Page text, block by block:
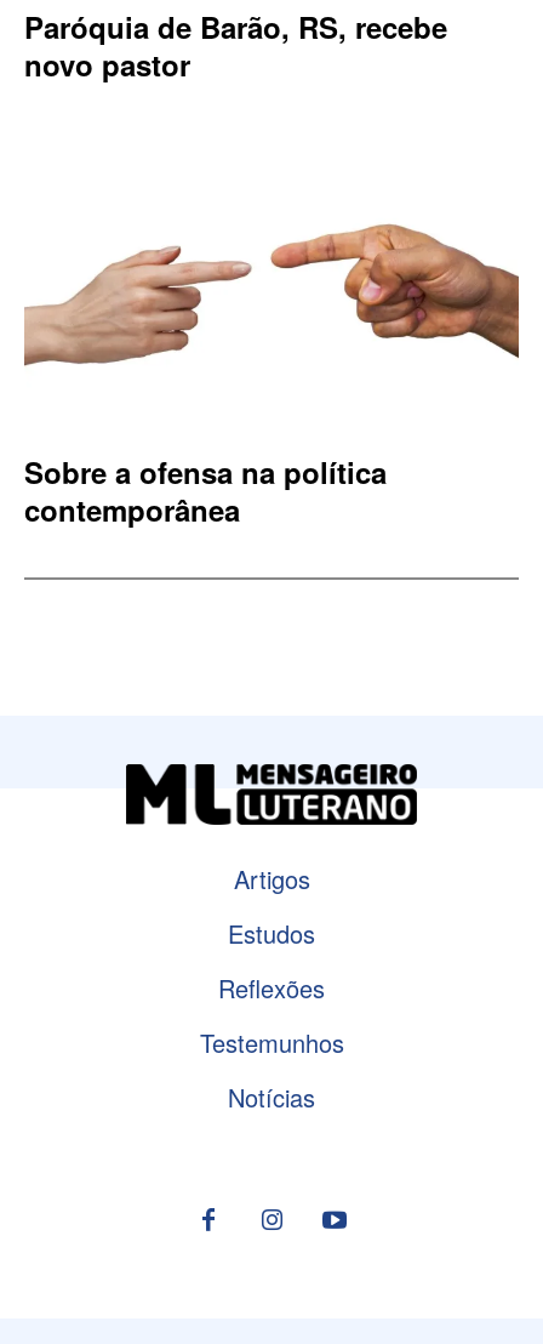
Paróquia de Barão, RS, recebe
novo pastor
Sobre a ofensa na política
contemporânea
Artigos
Estudos
Reflexões
Testemunhos
Notícias